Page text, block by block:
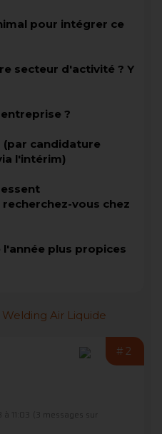
pour intégrer ce
secteur d'activité ? Y
?
candidature
l'intérim)
vous chez
plus propices
#2
11:03
(3 messages sur